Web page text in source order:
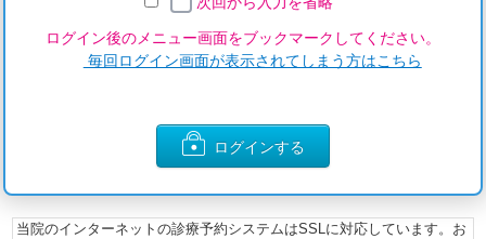
ログイン後のメニュー画面をブックマークしてください。
毎回ログイン画面が表示されてしまう方はこちら
ログインする
当院のインターネットの診療予約システムはSSLに対応しています。お